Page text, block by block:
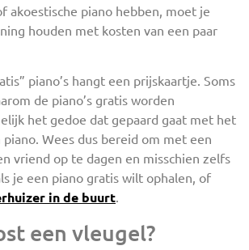
akoestische piano hebben, moet je
houden met kosten van een paar
piano’s hangt een prijskaartje. Soms
de piano’s gratis worden
het gedoe dat gepaard gaat met het
Wees dus bereid om met een
vriend op te dagen en misschien zelfs
je een piano gratis wilt ophalen, of
in de buurt.
een vleugel?